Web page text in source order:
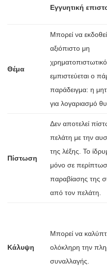
Εγγυητική
Θέμα
Μπορεί να
αξιόπιστο μη
εμπιστεύεται ο
παράδειγμα: η
για λογαριασμό
Πίστωση
Δεν αποτελεί
πελάτη με την
της λέξης. Το
μόνο σε
παραβίασης της
από τον πελάτη.
Κάλυψη
Μπορεί να
ολόκληρη την
συναλλαγής.